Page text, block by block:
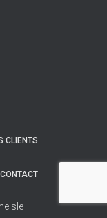
CLIENTS
CONTACT